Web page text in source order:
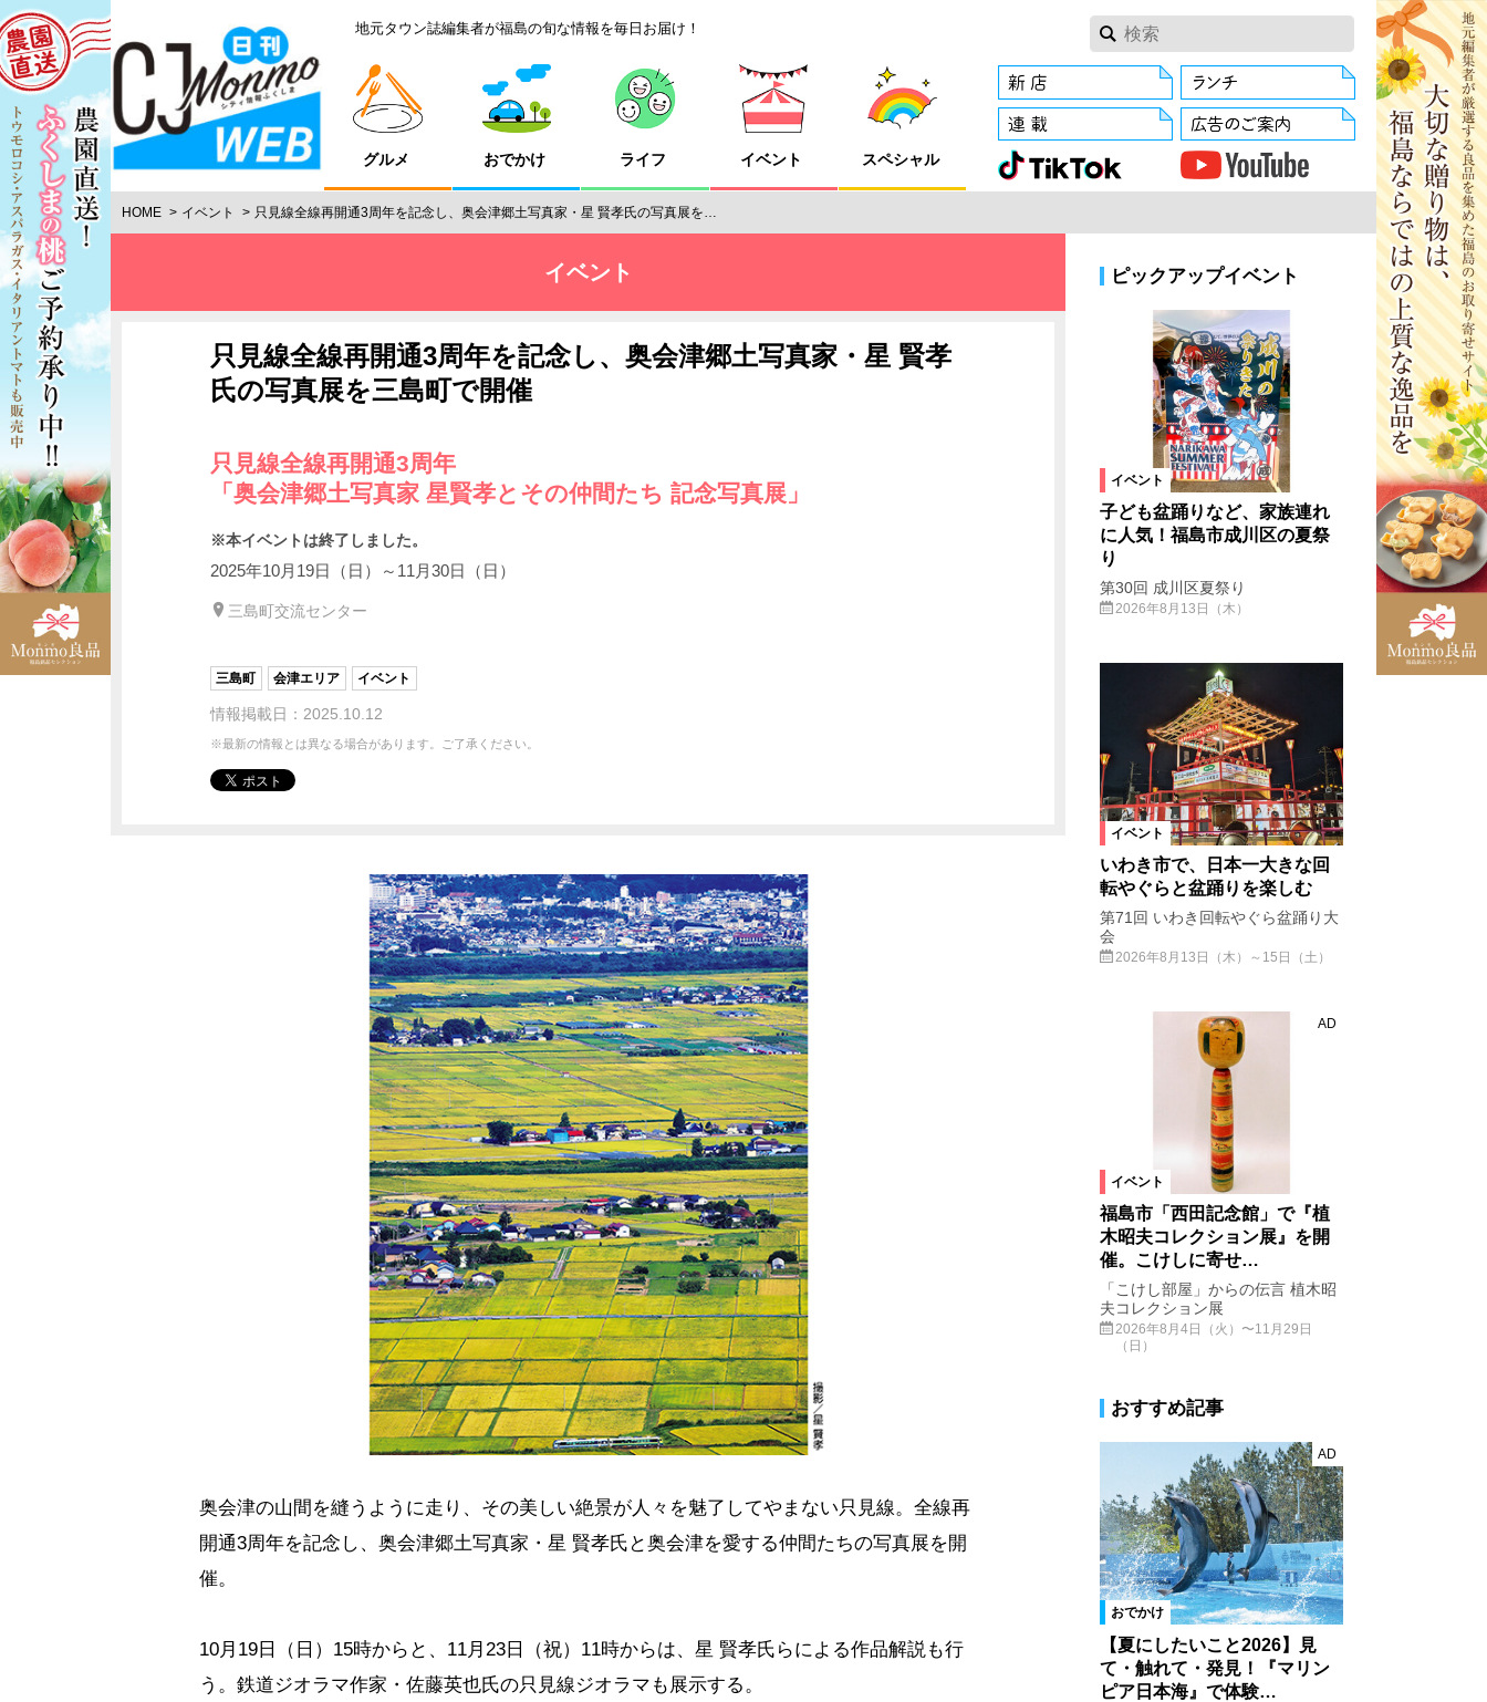
地元タウン誌編集者が福島の旬な情報を毎日お届け！
グルメ おでかけ ライフ イベント スペシャル
HOME イベント 只見線全線再開通3周年を記念し、奥会津郷土写真家・星 賢孝氏の写真展を…
イベント
只見線全線再開通3周年を記念し、奥会津郷土写真家・星 賢孝
氏の写真展を三島町で開催
只見線全線再開通3周年
「奥会津郷土写真家 星賢孝とその仲間たち 記念写真展」
※本イベントは終了しました。
2025年10月19日（日）～11月30日（日）
三島町交流センター
三島町 会津エリア イベント
情報掲載日：2025.10.12
※最新の情報とは異なる場合があります。ご了承ください。
奥会津の山間を縫うように走り、その美しい絶景が人々を魅了してやまない只見線。全線再
開通3周年を記念し、奥会津郷土写真家・星 賢孝氏と奥会津を愛する仲間たちの写真展を開
催。
10月19日（日）15時からと、11月23日（祝）11時からは、星 賢孝氏らによる作品解説も行
う。鉄道ジオラマ作家・佐藤英也氏の只見線ジオラマも展示する。
ピックアップイベント
イベント
子ども盆踊りなど、家族連れ
に人気！福島市成川区の夏祭
り
第30回 成川区夏祭り
2026年8月13日（木）
イベント
いわき市で、日本一大きな回
転やぐらと盆踊りを楽しむ
第71回 いわき回転やぐら盆踊り大
会
2026年8月13日（木）～15日（土）
イベント
AD
福島市「西田記念館」で『植
木昭夫コレクション展』を開
催。こけしに寄せ…
「こけし部屋」からの伝言 植木昭
夫コレクション展
2026年8月4日（火）〜11月29日
（日）
おすすめ記事
おでかけ
AD
【夏にしたいこと2026】見
て・触れて・発見！『マリン
ピア日本海』で体験…